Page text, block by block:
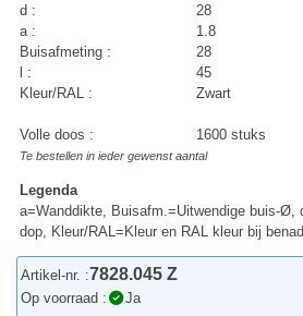
d :
28
a :
1.8
Buisafmeting :
28
l :
45
Kleur/RAL :
Zwart
Volle doos : 1600 stuks
Te bestellen in ieder gewenst aantal
Legenda
a=Wanddikte, Buisafm.=Uitwendige buis-Ø,
dop, Kleur/RAL=Kleur en RAL kleur bij
Artikel-nr. :7828.045 Z
Op voorraad : Ja